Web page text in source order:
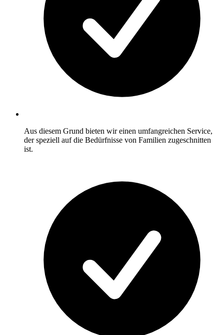
Aus diesem Grund bieten wir einen umfangreichen Service,
der speziell auf die Bedürfnisse von Familien zugeschnitten
ist.